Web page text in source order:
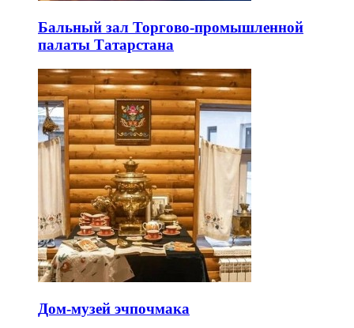
Бальный зал Торгово-промышленной
палаты Татарстана
Дом-музей эчпочмака